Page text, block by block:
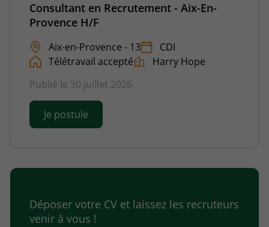
Consultant en Recrutement - Aix-En-
Provence H/F
Aix-en-Provence - 13
CDI
Télétravail accepté
Harry Hope
Publié le 30 juillet 2026
Je postule
Déposer votre CV et laissez les recruteurs
venir à vous !